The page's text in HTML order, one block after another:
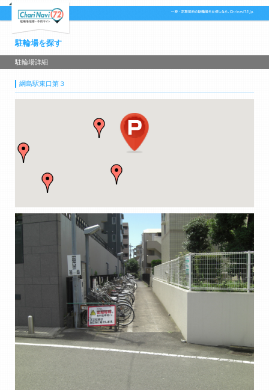
駐輪場を探す
駐輪場詳細
綱島駅東口第３